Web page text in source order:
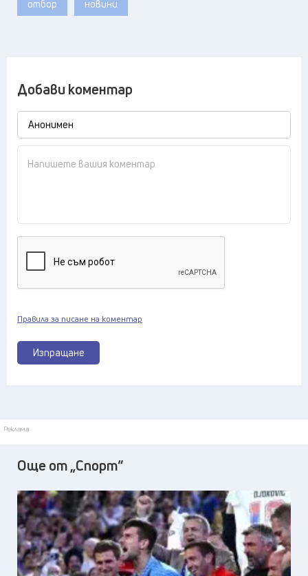
отбор новини
Добави коментар
Изпращане
Правила за писане на коментар
Реклама
Още от „Спорт“